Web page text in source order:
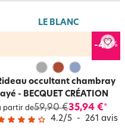
tantôt lourds (toile bâchette,
(microfibre, taffetas, toile de
chez vous !
LE BLANC
-40%
occultant chambray
- BECQUET CRÉATION
partir de59,90 €35,94 €*
4.2/5 - 261 avis